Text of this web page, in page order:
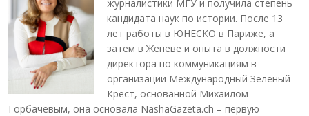
журналистики МГУ и получила степень
кандидата наук по истории. После 13
лет работы в ЮНЕСКО в Париже, а
затем в Женеве и опыта в должности
директора по коммуникациям в
организации Международный Зелёный
Крест, основанной Михаилом
Горбачёвым, она основала NashaGazeta.ch – первую